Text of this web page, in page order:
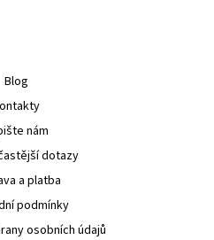
Blog
nám
dotazy
a platba
podmínky
osobních údajů